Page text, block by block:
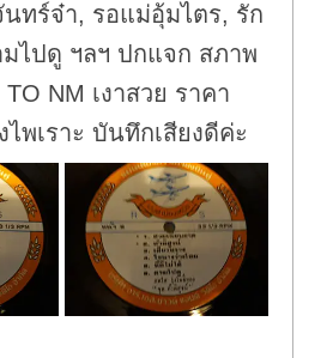
นทร์จ๋า, รอแม่อุ้มไตร, รัก
ไปดู ฯลฯ ปกแจก สภาพ
NM เงาสวย ราคา
ไพเราะ บันทึกเสียงดีค่ะ